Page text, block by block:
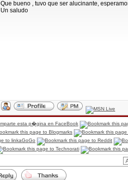
Que bueno , tuvo que ser alucinante,
Un saludo